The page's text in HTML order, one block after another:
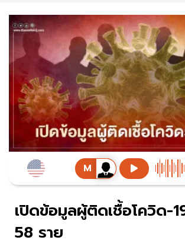
เปิดข้อมูลผู้ติดเชื้อโควิด-
58 ราย